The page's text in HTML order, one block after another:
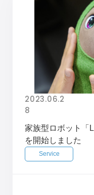
2023.06.2
8
家族型ロボット「
を開始しました
Service